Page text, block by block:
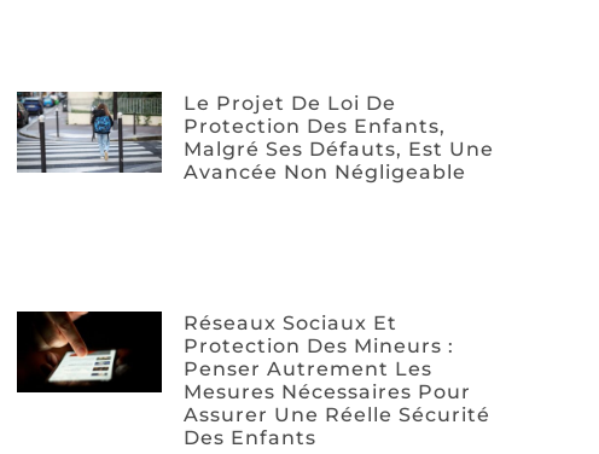
Le Projet De Loi De
Protection Des Enfants,
Malgré Ses Défauts, Est Une
Avancée Non Négligeable
Réseaux Sociaux Et
Protection Des Mineurs :
Penser Autrement Les
Mesures Nécessaires Pour
Assurer Une Réelle Sécurité
Des Enfants